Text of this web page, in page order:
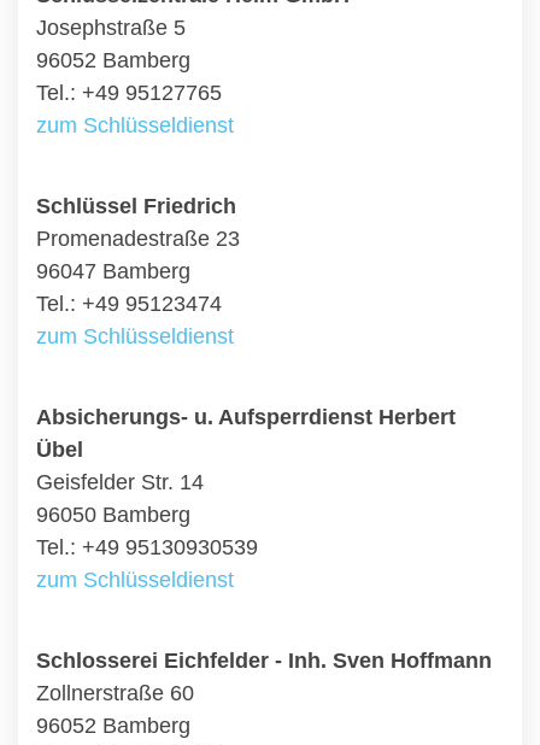
Josephstraße 5
96052 Bamberg
Tel.: +49 95127765
zum Schlüsseldienst
Schlüssel Friedrich
Promenadestraße 23
96047 Bamberg
Tel.: +49 95123474
zum Schlüsseldienst
Absicherungs- u. Aufsperrdienst Herbert
Übel
Geisfelder Str. 14
96050 Bamberg
Tel.: +49 95130930539
zum Schlüsseldienst
Schlosserei Eichfelder - Inh. Sven Hoffmann
Zollnerstraße 60
96052 Bamberg